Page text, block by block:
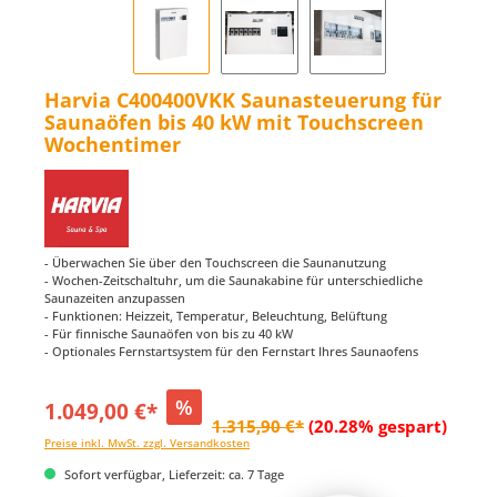
Harvia C400400VKK Saunasteuerung für
Saunaöfen bis 40 kW mit Touchscreen
Wochentimer
- Überwachen Sie über den Touchscreen die Saunanutzung
- Wochen-Zeitschaltuhr, um die Saunakabine für unterschiedliche
Saunazeiten anzupassen
- Funktionen: Heizzeit, Temperatur, Beleuchtung, Belüftung
- Für finnische Saunaöfen von bis zu 40 kW
- Optionales Fernstartsystem für den Fernstart Ihres Saunaofens
1.049,00 €* %
1.315,90 €* (20.28% gespart)
Preise inkl. MwSt. zzgl. Versandkosten
Sofort verfügbar, Lieferzeit: ca. 7 Tage